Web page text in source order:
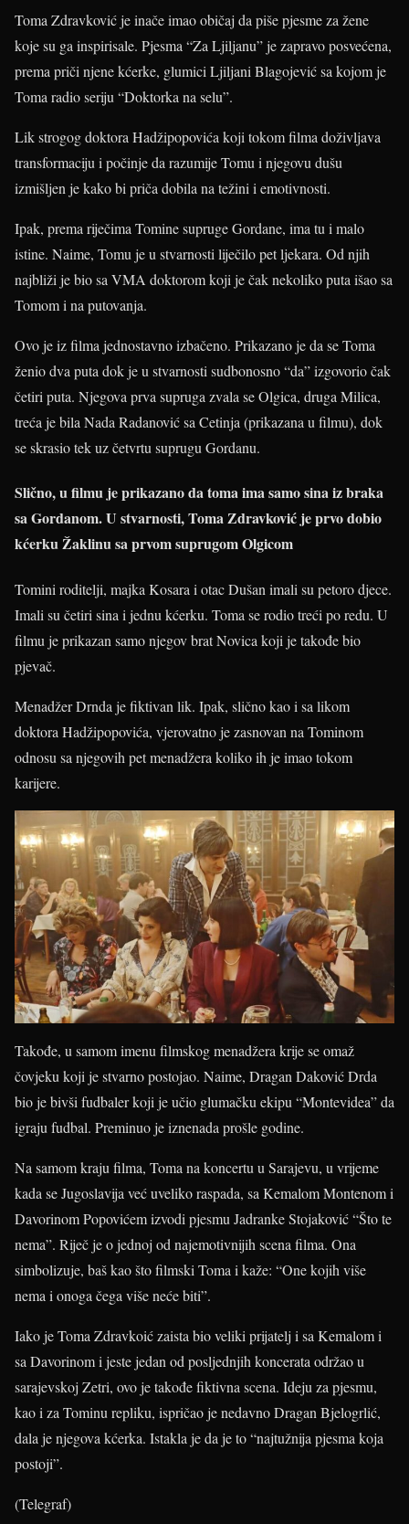
Toma Zdravković je inače imao običaj da piše pjesme za žene
koje su ga inspirisale. Pjesma “Za Ljiljanu” je zapravo posvećena,
prema priči njene kćerke, glumici Ljiljani Blagojević sa kojom je
Toma radio seriju “Doktorka na selu”.
Lik strogog doktora Hadžipopovića koji tokom filma doživljava
transformaciju i počinje da razumije Tomu i njegovu dušu
izmišljen je kako bi priča dobila na težini i emotivnosti.
Ipak, prema riječima Tomine supruge Gordane, ima tu i malo
istine. Naime, Tomu je u stvarnosti liječilo pet ljekara. Od njih
najbliži je bio sa VMA doktorom koji je čak nekoliko puta išao sa
Tomom i na putovanja.
Ovo je iz filma jednostavno izbačeno. Prikazano je da se Toma
ženio dva puta dok je u stvarnosti sudbonosno “da” izgovorio čak
četiri puta. Njegova prva supruga zvala se Olgica, druga Milica,
treća je bila Nada Radanović sa Cetinja (prikazana u filmu), dok
se skrasio tek uz četvrtu suprugu Gordanu.
Slično, u filmu je prikazano da toma ima samo sina iz braka
sa Gordanom. U stvarnosti, Toma Zdravković je prvo dobio
kćerku Žaklinu sa prvom suprugom Olgicom
Tomini roditelji, majka Kosara i otac Dušan imali su petoro djece.
Imali su četiri sina i jednu kćerku. Toma se rodio treći po redu. U
filmu je prikazan samo njegov brat Novica koji je takođe bio
pjevač.
Menadžer Drnda je fiktivan lik. Ipak, slično kao i sa likom
doktora Hadžipopovića, vjerovatno je zasnovan na Tominom
odnosu sa njegovih pet menadžera koliko ih je imao tokom
karijere.
Takođe, u samom imenu filmskog menadžera krije se omaž
čovjeku koji je stvarno postojao. Naime, Dragan Daković Drda
bio je bivši fudbaler koji je učio glumačku ekipu “Montevidea” da
igraju fudbal. Preminuo je iznenada prošle godine.
Na samom kraju filma, Toma na koncertu u Sarajevu, u vrijeme
kada se Jugoslavija već uveliko raspada, sa Kemalom Montenom i
Davorinom Popovićem izvodi pjesmu Jadranke Stojaković “Što te
nema”. Riječ je o jednoj od najemotivnijih scena filma. Ona
simbolizuje, baš kao što filmski Toma i kaže: “One kojih više
nema i onoga čega više neće biti”.
Iako je Toma Zdravkoić zaista bio veliki prijatelj i sa Kemalom i
sa Davorinom i jeste jedan od posljednjih koncerata održao u
sarajevskoj Zetri, ovo je takođe fiktivna scena. Ideju za pjesmu,
kao i za Tominu repliku, ispričao je nedavno Dragan Bjelogrlić,
dala je njegova kćerka. Istakla je da je to “najtužnija pjesma koja
postoji”.
(Telegraf)